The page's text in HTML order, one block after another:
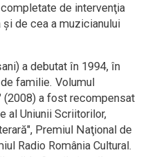
de intervenţia
de cea a muzicianului
a debutat în 1994, în
familie. Volumul
(2008) a fost recompensat
al Uniunii Scriitorilor,
Premiul Naţional de
Radio România Cultural.